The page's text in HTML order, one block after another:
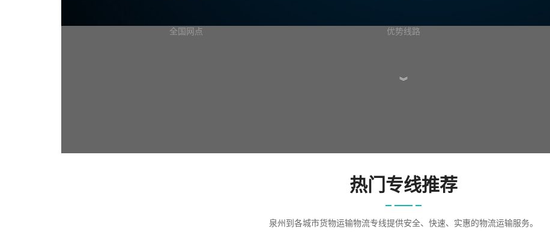
全国网点 优势线路
︾
热门专线推荐
泉州到各城市货物运输物流专线提供安全、快速、实惠的物流运输服务。